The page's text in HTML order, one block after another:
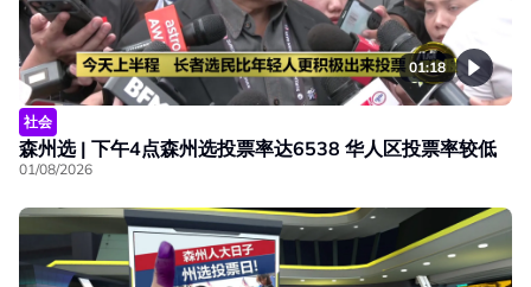
01:18
社会
森州选 | 下午4点森州选投票率达6538 华人区投票率较低
01/08/2026